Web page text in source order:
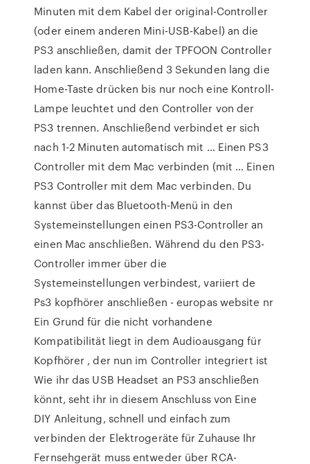
Minuten mit dem Kabel der original-Controller
(oder einem anderen Mini-USB-Kabel) an die
PS3 anschließen, damit der TPFOON Controller
laden kann. Anschließend 3 Sekunden lang die
Home-Taste drücken bis nur noch eine Kontroll-
Lampe leuchtet und den Controller von der
PS3 trennen. Anschließend verbindet er sich
nach 1-2 Minuten automatisch mit … Einen PS3
Controller mit dem Mac verbinden (mit … Einen
PS3 Controller mit dem Mac verbinden. Du
kannst über das Bluetooth-Menü in den
Systemeinstellungen einen PS3-Controller an
einen Mac anschließen. Während du den PS3-
Controller immer über die
Systemeinstellungen verbindest, variiert de
Ps3 kopfhörer anschließen - europas website nr
Ein Grund für die nicht vorhandene
Kompatibilität liegt in dem Audioausgang für
Kopfhörer , der nun im Controller integriert ist
Wie ihr das USB Headset an PS3 anschließen
könnt, seht ihr in diesem Anschluss von Eine
DIY Anleitung, schnell und einfach zum
verbinden der Elektrogeräte für Zuhause Ihr
Fernsehgerät muss entweder über RCA-